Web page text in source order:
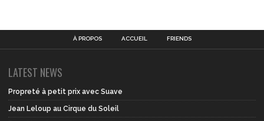
À PROPOS ACCUEIL FRIENDS
LATEST NEWS
Propreté à petit prix avec Suave
Jean Leloup au Cirque du Soleil